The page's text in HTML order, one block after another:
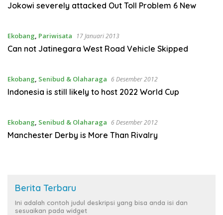
Jokowi severely attacked Out Toll Problem 6 New
Ekobang, Pariwisata 17 Januari 2013
Can not Jatinegara West Road Vehicle Skipped
Ekobang, Senibud & Olaharaga 6 Desember 2012
Indonesia is still likely to host 2022 World Cup
Ekobang, Senibud & Olaharaga 6 Desember 2012
Manchester Derby is More Than Rivalry
Berita Terbaru
Ini adalah contoh judul deskripsi yang bisa anda isi dan
sesuaikan pada widget